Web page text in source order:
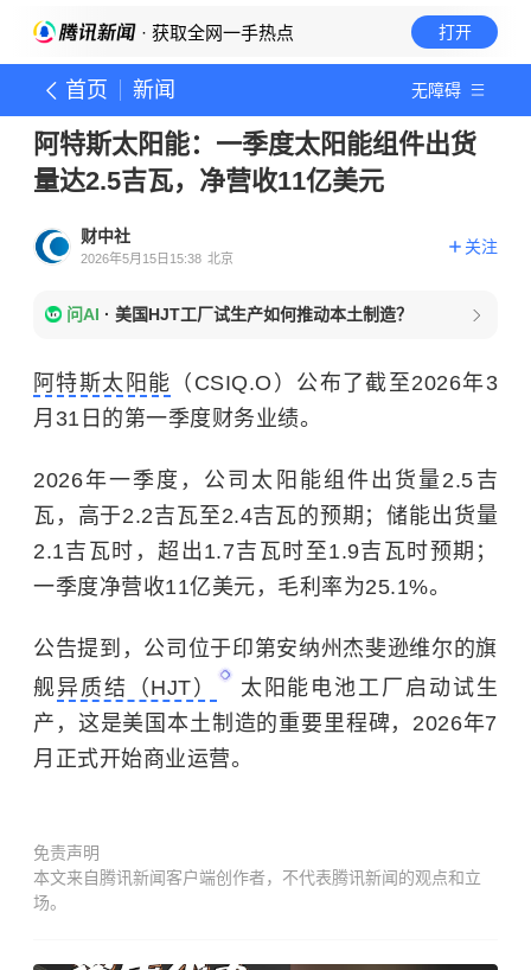
· 获取全网一手热点 打开
首页 新闻 无障碍
阿特斯太阳能：一季度太阳能组件出货
量达2.5吉瓦，净营收11亿美元
财中社
2026年5月15日15:38 北京
关注
问AI · 美国HJT工厂试生产如何推动本土制造？
阿特斯太阳能 （CSIQ.O）公布了截至2026年3
月31日的第一季度财务业绩。
2026年一季度，公司太阳能组件出货量2.5吉
瓦，高于2.2吉瓦至2.4吉瓦的预期；储能出货量
2.1吉瓦时，超出1.7吉瓦时至1.9吉瓦时预期；
一季度净营收11亿美元，毛利率为25.1%。
公告提到，公司位于印第安纳州杰斐逊维尔的旗
舰异质结（HJT）
太阳能电池工厂启动试生
产，这是美国本土制造的重要里程碑，2026年7
月正式开始商业运营。
免责声明
本文来自腾讯新闻客户端创作者，不代表腾讯新闻的观点和立
场。